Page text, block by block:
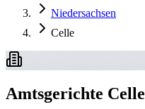
Niedersachsen
Celle
Amtsgerichte Celle